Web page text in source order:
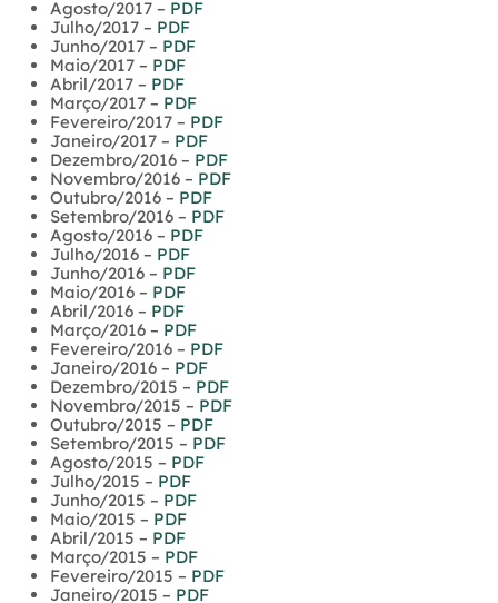
Agosto/2017 – PDF
Julho/2017 – PDF
Junho/2017 – PDF
Maio/2017 – PDF
Abril/2017 – PDF
Março/2017 – PDF
Fevereiro/2017 – PDF
Janeiro/2017 – PDF
Dezembro/2016 – PDF
Novembro/2016 – PDF
Outubro/2016 – PDF
Setembro/2016 – PDF
Agosto/2016 – PDF
Julho/2016 – PDF
Junho/2016 – PDF
Maio/2016 – PDF
Abril/2016 – PDF
Março/2016 – PDF
Fevereiro/2016 – PDF
Janeiro/2016 – PDF
Dezembro/2015 – PDF
Novembro/2015 – PDF
Outubro/2015 – PDF
Setembro/2015 – PDF
Agosto/2015 – PDF
Julho/2015 – PDF
Junho/2015 – PDF
Maio/2015 – PDF
Abril/2015 – PDF
Março/2015 – PDF
Fevereiro/2015 – PDF
Janeiro/2015 – PDF